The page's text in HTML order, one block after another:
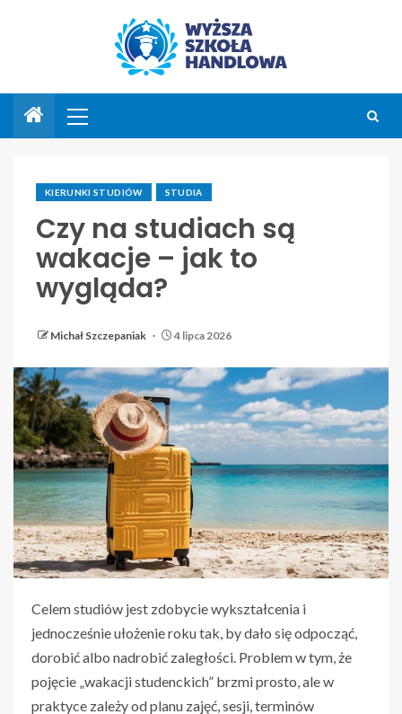
KIERUNKI STUDIÓW STUDIA
Czy na studiach są
wakacje – jak to
wygląda?
Michał Szczepaniak 4 lipca 2026
Celem studiów jest zdobycie wykształcenia i
jednocześnie ułożenie roku tak, by dało się odpocząć,
dorobić albo nadrobić zaległości. Problem w tym, że
pojęcie „wakacji studenckich” brzmi prosto, ale w
praktyce zależy od planu zajęć, sesji, terminów